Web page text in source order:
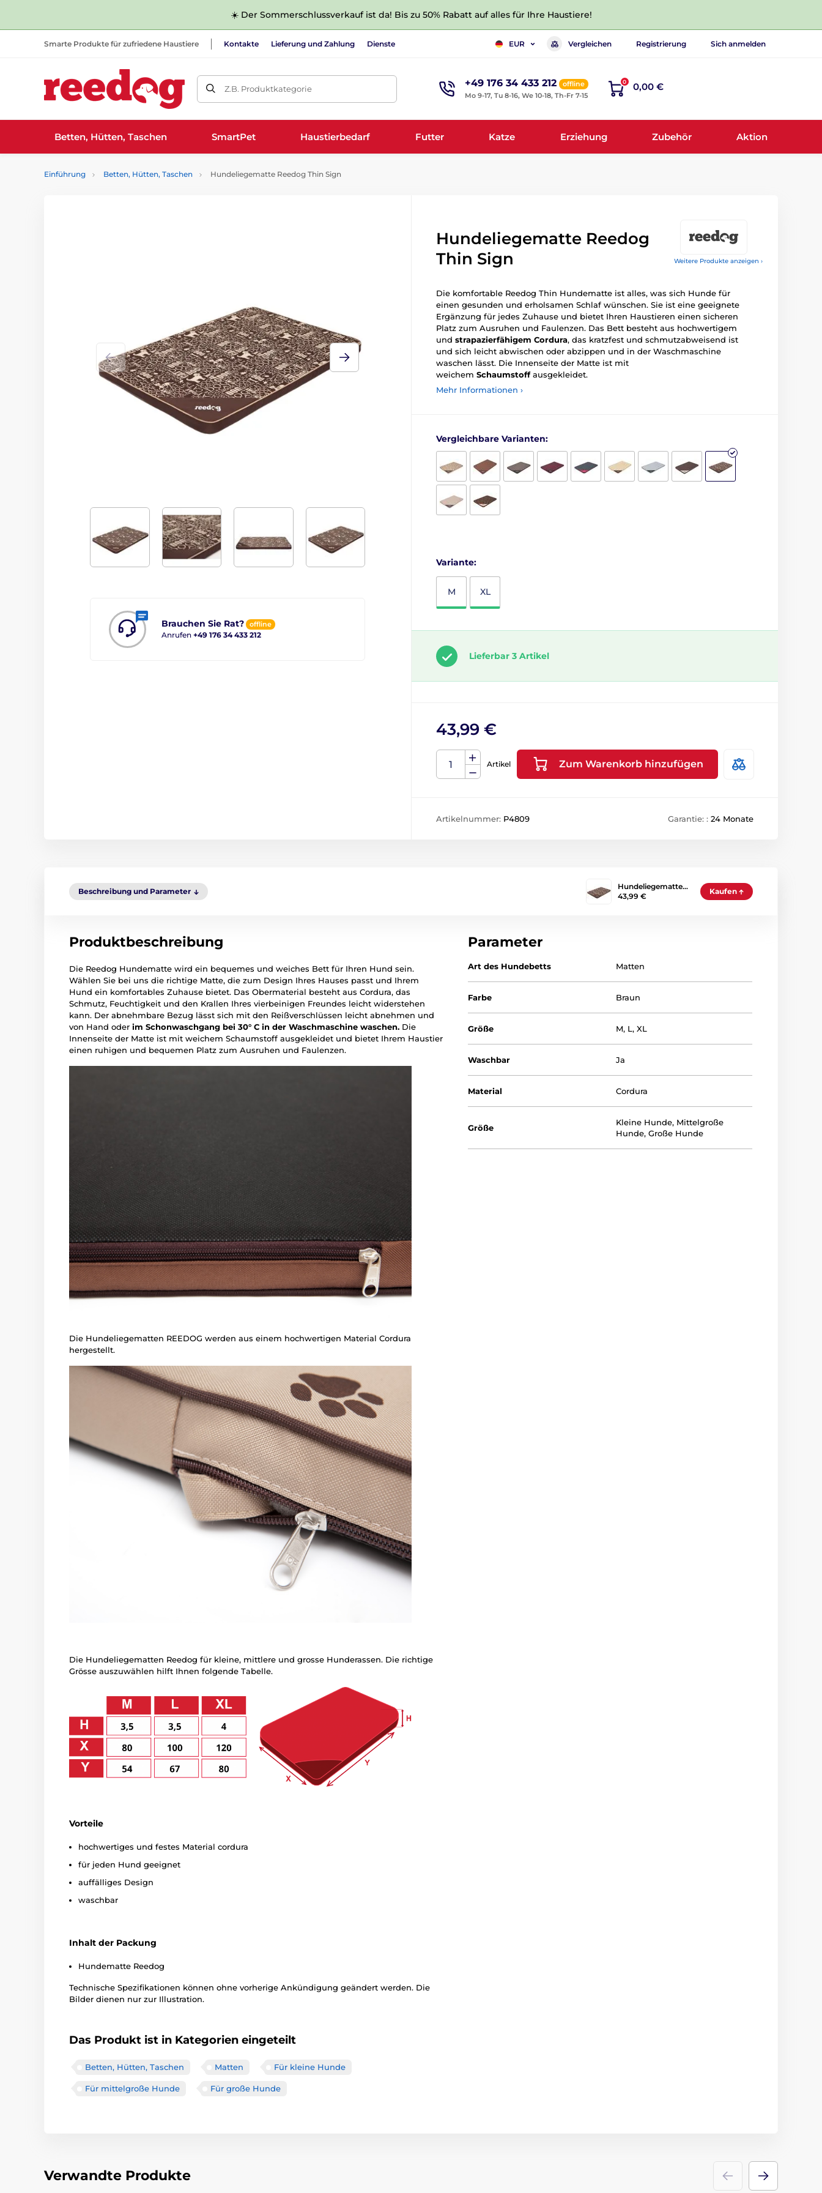
☀️ Der Sommerschlussverkauf ist da! Bis zu 50% Rabatt auf alles für Ihre Haustiere!
Smarte Produkte für zufriedene Haustiere Kontakte Lieferung und Zahlung Dienste EUR Vergleichen Registrierung Sich anmelden
Z.B. Produktkategorie +49 176 34 433 212
offline
Mo 9-17, Tu 8-16, We 10-18, Th-Fr 7-15
0 0,00 €
Betten, Hütten, Taschen SmartPet Haustierbedarf Futter Katze Erziehung Zubehör Aktion
Einführung Betten, Hütten, Taschen Hundeliegematte Reedog Thin Sign
Weitere Produkte anzeigen ›
Brauchen Sie Rat? offline
Anrufen +49 176 34 433 212
Hundeliegematte Reedog
Thin Sign
Die komfortable Reedog Thin Hundematte ist alles, was sich Hunde für
einen gesunden und erholsamen Schlaf wünschen. Sie ist eine geeignete
Ergänzung für jedes Zuhause und bietet Ihren Haustieren einen sicheren
Platz zum Ausruhen und Faulenzen. Das Bett besteht aus hochwertigem
und strapazierfähigem Cordura, das kratzfest und schmutzabweisend ist
und sich leicht abwischen oder abzippen und in der Waschmaschine
waschen lässt. Die Innenseite der Matte ist mit
weichem Schaumstoffausgekleidet.
Mehr Informationen ›
Vergleichbare Varianten:
Variante:
M XL
Lieferbar 3 Artikel
43,99 €
Artikel Zum Warenkorb hinzufügen
Artikelnummer: P4809 Garantie: : 24 Monate
Beschreibung und Parameter
Hundeliegematte…
43,99 €
Kaufen
Produktbeschreibung
Die Reedog Hundematte wird ein bequemes und weiches Bett für Ihren Hund sein.
Wählen Sie bei uns die richtige Matte, die zum Design Ihres Hauses passt und Ihrem
Hund ein komfortables Zuhause bietet. Das Obermaterial besteht aus Cordura, das
Schmutz, Feuchtigkeit und den Krallen Ihres vierbeinigen Freundes leicht widerstehen
kann. Der abnehmbare Bezug lässt sich mit den Reißverschlüssen leicht abnehmen und
von Hand oder im Schonwaschgang bei 30° C in der Waschmaschine waschen. Die
Innenseite der Matte ist mit weichem Schaumstoff ausgekleidet und bietet Ihrem Haustier
einen ruhigen und bequemen Platz zum Ausruhen und Faulenzen.
Die Hundeliegematten REEDOG werden aus einem hochwertigen Material Cordura
hergestellt.
Die Hundeliegematten Reedog für kleine, mittlere und grosse Hunderassen. Die richtige
Grösse auszuwählen hilft Ihnen folgende Tabelle.
Vorteile
hochwertiges und festes Material cordura
für jeden Hund geeignet
auffälliges Design
waschbar
Inhalt der Packung
Hundematte Reedog
Technische Spezifikationen können ohne vorherige Ankündigung geändert werden. Die
Bilder dienen nur zur Illustration.
Das Produkt ist in Kategorien eingeteilt
Betten, Hütten, Taschen Matten Für kleine Hunde
Für mittelgroße Hunde Für große Hunde
Parameter
Art des Hundebetts Matten
Farbe Braun
Größe M, L,XL
Waschbar Ja
Material Cordura
Größe
Kleine Hunde, Mittelgroße
Hunde,Große Hunde
Verwandte Produkte